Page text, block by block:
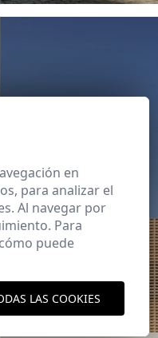
en
para analizar el
Al navegar por
Para
puede
LAS COOKIES